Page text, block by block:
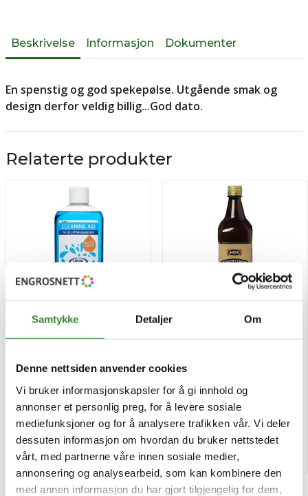
Samtykke Detaljer Om
Denne nettsiden anvender cookies
Vi bruker informasjonskapsler for å gi innhold og
annonser et personlig preg, for å levere sosiale
mediefunksjoner og for å analysere trafikken vår. Vi deler
dessuten informasjon om hvordan du bruker nettstedet
vårt, med partnerne våre innen sosiale medier,
annonsering og analysearbeid, som kan kombinere den
med annen informasjon du har gjort tilgjengelig for dem,
Beskrivelse Informasjon Dokumenter
En spenstig og god spekepølse. Utgående smak og
design derfor veldig billig...God dato.
Relaterte produkter
Pris
kr 78,26 /stk
Tilgjengelig
Kjøp
grønnsak 1l
Pris
kr 268,01 /stk
Bestillingsvare
Kjøp